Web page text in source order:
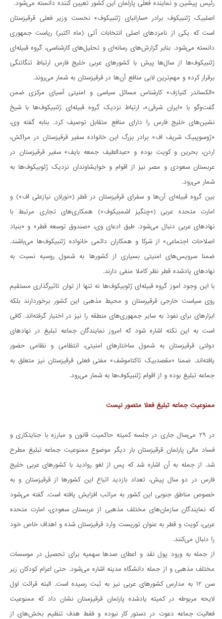
رئیس پیشین و نماینده فعلی پارلمان این کشور تعیین کننده دانسته می‌شود.
اصلبیک ژئنبیکوف برادر «سارانبای ژئنبیکوف» نخست وزیر فعلی قرقیزستان
است که یکی از نامزدهای اصلی انتخابات آتی (ماه اکتبر) ریاست جمهوری
دانسته می‌شود. بنابر گزارش‌های رسانه‌ای و تحلیل‌های کار‌شناسی، گروه قبیله‌ای
ژئنبیکوف‌ها از سال‌ها پیش با کشورهای عربی خلیج فارس ارتباط تنگاتنگی
برقرار کرده و مهم‌ترین لابی منافع آن‌ها در قرقیزستان به شمار می‌روند.
«الکساندر کنیازف» کار‌شناس مسائل سیاسی و امنیتی آسیای مرکزی ضمن
گفت‌و‌گو با «ایران شرقی»، ارتباط نزدیک گروه قبیله‌ای ژئنبیکوف‌ها با شیخ
نشین‌های خلیج فارس را دارای منافع متقابل توصیف کرد. بنابه گفته وی،
«ژوسوپبیک شریف اف» برادر بزرگ این خانواده سفیر قرقیزستان در مراکش،
اردن، بحرین و کویت بوده و «عبدالطیف جمعه بایف» سفیر قرقیزستان در
عربستان سعودی و مصر نیز از اقوام و خوایشاوندان نزدیک ژئوبیکوف‌ها به
شمار می‌رود.
بین گروه قبیله‌ای آن‌ها و سفرای قرقیزستان در قطر («نورلان نیازعلی اف») و
امارت متحده عربی («چنگیز اشمبیکوف») همکاری‌های تجاری مرتبط با
نهادهای عربی دنبال می‌شود. طبق ادعای وی، «صندوق توسعه قطر» و «بنیاد
اصلاحات اجتماعی» از شرکا و همکاران دائمی خانواده ژئنبیکوف‌ها می‌باشند.
ضمنا سرویس‌های امنیتی بسیاری از کشور‌ها به شمول روسیه نسبت به
نهادهای یادشده قطر نظر کاملا منفی دارند.
با این وجود اموز گروه قبیله‌ای ژئوبیکوف‌ها نه تنها از توان تاثیرگذاری مستقیم
روی سیاست خارجی قرقیزستان و محیط مذهبی این کشور برخوردارند بلکه
ابزارهای برای نفوذ به سایر جمهوری‌های منطقه را نیز در اختیار گرفته‌اند. کافی
است به این نکته اشاره شود که امروز نمایندگان جماعه تبلیغ در نهادهای
دولتی قرقیزستان به شمول ساختارهای امنیتی، انتظامی و نظامی حضور
یافته‌اند. ضمنا «مقصدبیک تاکتاموشف» مفتی فعلی قرقیزستان نیز متعلق به
جماعه تبلیغ بوده و از اقوام ژئنبیکوف‌ها به شمار می‌رود.
ممنوعیت جماعه تبلیغ فعلا متصور نیست
در ۲۹ می‌سال جاری در جلسه کمیته حاکمیت قانون و مبارزه با جنایتکاری و
فساد مالی پارلمان قرقیزستان بار دیگر موضوع ممنوعیت جماعه تبلیغ مطرح
شد. از جمله به آن اشاره شد که پس از لغو روادید با کشورهای عربی خلیج
فارس در دو سال پیش، تعداد بازدید اتباع این کشور‌ها از قرقیزستان و به
خصوص مناطق جنوبی این کشور به مراتب افزایش یافته است. گفته می‌شود
که نمایندگان سازمان‌های مختلف مذهبی از عربستان سعودی، امارت متحده
عربی، کویت و قطر به عنوان توریست وارد قرقیزستان شده و اهداف خاص خود
را دنبال می‌کنند.
از جمله به ورود پول نقد و اعطای صد‌ها سهمیه برای تحصیل در موسسات
مختلف مذهبی و از جمله دانشگاه مدینه اشاره می‌شود. حتی اعزام کودکان زیر
سن ۱۲ به مدارس کشورهای عربی نیز به ثبت رسیده است. البته قرائت اول
لایحه مربوطه در کمیته یادشده پارلمان قرقیزستان نشان داد که ممنوعیت
فعالیت جماعه دعوت در دستور کار نبوده و فقط هدف تنظیم بخش‌های از